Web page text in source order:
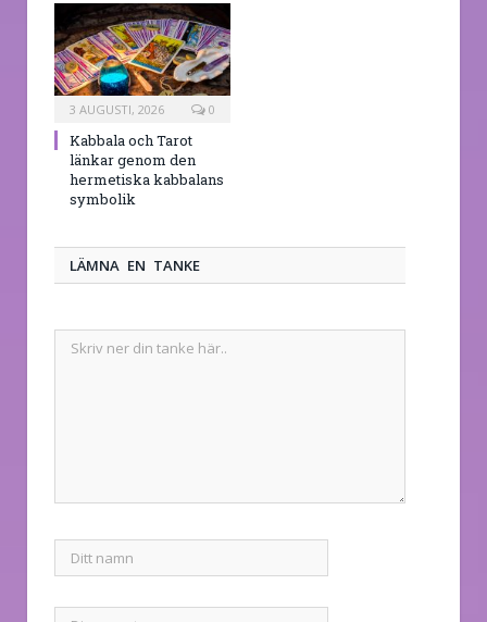
3 AUGUSTI, 2026 0
Kabbala och Tarot
länkar genom den
hermetiska kabbalans
symbolik
LÄMNA EN TANKE